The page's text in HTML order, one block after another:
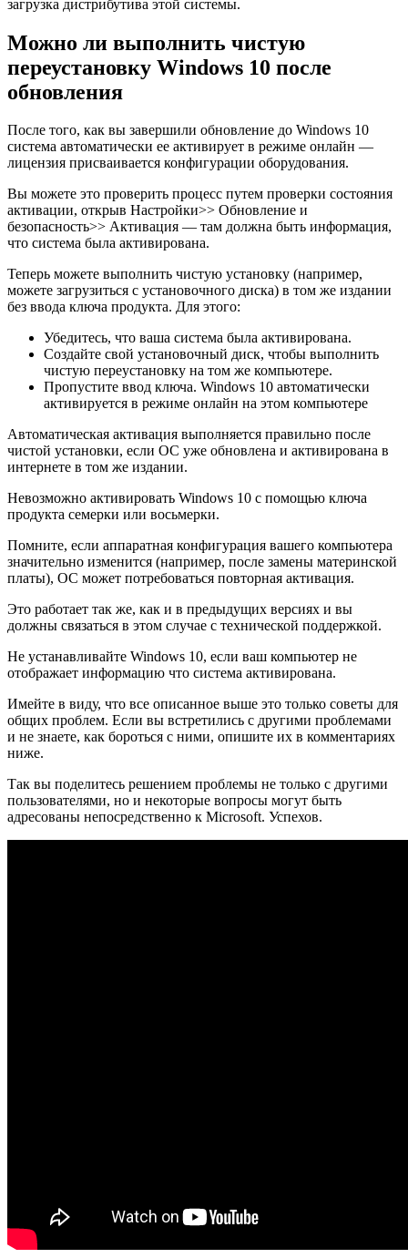
загрузка дистрибутива этой системы.
Можно ли выполнить чистую
переустановку Windows 10 после
обновления
После того, как вы завершили обновление до Windows 10
система автоматически ее активирует в режиме онлайн —
лицензия присваивается конфигурации оборудования.
Вы можете это проверить процесс путем проверки состояния
активации, открыв Настройки>> Обновление и
безопасность>> Активация — там должна быть информация,
что система была активирована.
Теперь можете выполнить чистую установку (например,
можете загрузиться с установочного диска) в том же издании
без ввода ключа продукта. Для этого:
Убедитесь, что ваша система была активирована.
Создайте свой установочный диск, чтобы выполнить
чистую переустановку на том же компьютере.
Пропустите ввод ключа. Windows 10 автоматически
активируется в режиме онлайн на этом компьютере
Автоматическая активация выполняется правильно после
чистой установки, если ОС уже обновлена и активирована в
интернете в том же издании.
Невозможно активировать Windows 10 с помощью ключа
продукта семерки или восьмерки.
Помните, если аппаратная конфигурация вашего компьютера
значительно изменится (например, после замены материнской
платы), ОС может потребоваться повторная активация.
Это работает так же, как и в предыдущих версиях и вы
должны связаться в этом случае с технической поддержкой.
Не устанавливайте Windows 10, если ваш компьютер не
отображает информацию что система активирована.
Имейте в виду, что все описанное выше это только советы для
общих проблем. Если вы встретились с другими проблемами
и не знаете, как бороться с ними, опишите их в комментариях
ниже.
Так вы поделитесь решением проблемы не только с другими
пользователями, но и некоторые вопросы могут быть
адресованы непосредственно к Microsoft. Успехов.